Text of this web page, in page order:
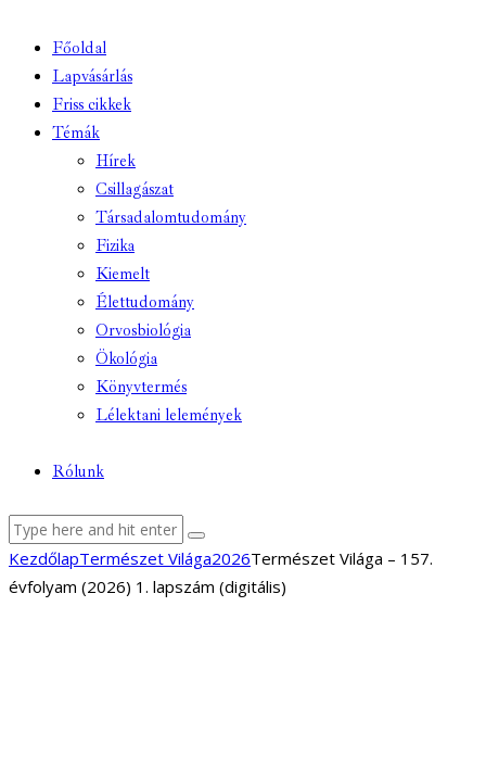
Főoldal
Lapvásárlás
Friss cikkek
Témák
Hírek
Csillagászat
Társadalomtudomány
Fizika
Kiemelt
Élettudomány
Orvosbiológia
Ökológia
Könyvtermés
Lélektani lelemények
Rólunk
facebook-
1
youtube-
1
email
KezdőlapTermészet Világa2026Természet Világa – 157.
évfolyam (2026) 1. lapszám (digitális)